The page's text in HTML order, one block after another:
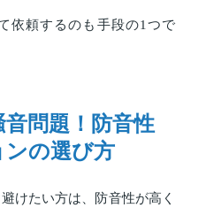
依頼するのも手段の1つで
問題！防音性
の選び方
けたい方は、防音性が高く